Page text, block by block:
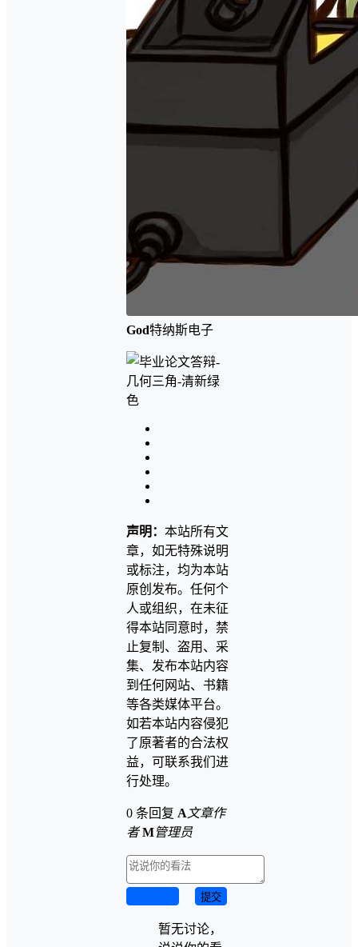
God特纳斯电子
声明： 本站所有文
章，如无特殊说明
或标注，均为本站
原创发布。任何个
人或组织，在未征
得本站同意时，禁
止复制、盗用、采
集、发布本站内容
到任何网站、书籍
等各类媒体平台。
如若本站内容侵犯
了原著者的合法权
益，可联系我们进
行处理。
0 条回复 A 文章作
者 M管理员
提交
暂无讨论，